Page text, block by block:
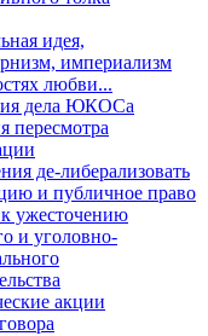
идея,
империализм
любви...
дела ЮКОСа
пересмотра
де-либерализовать
и публичное право
ужесточению
и уголовно-
акции